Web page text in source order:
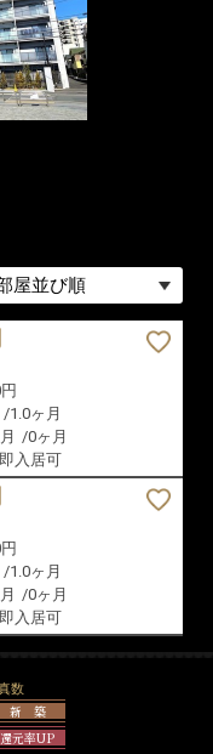
/1.0ヶ月
/0ヶ月
入居可
/1.0ヶ月
/0ヶ月
入居可
数
新 築
還元率UP